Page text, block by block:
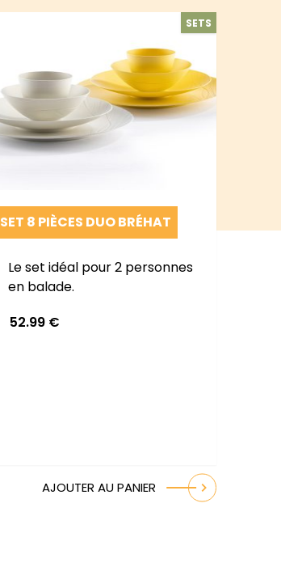
SETS
SET 8 PIÈCES DUO BRÉHAT
Le set idéal pour 2 personnes
en balade.
52.99 €
AJOUTER AU PANIER